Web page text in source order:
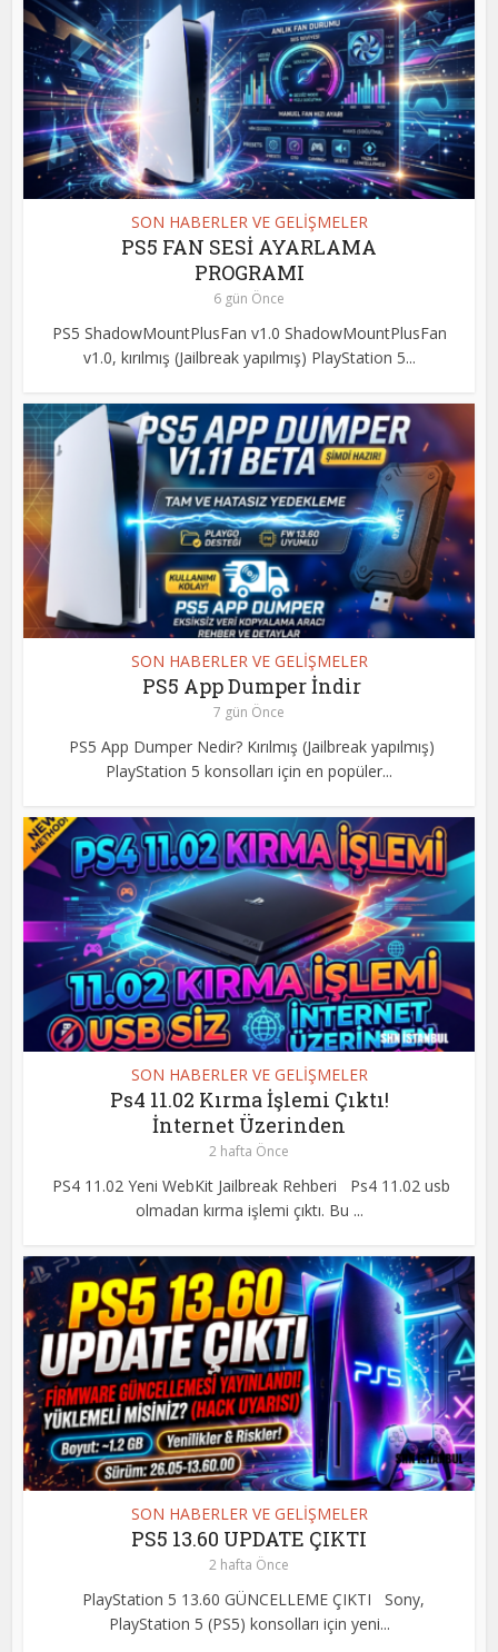
SON HABERLER VE GELİŞMELER
PS5 FAN SESİ AYARLAMA
PROGRAMI
6 gün Önce
PS5 ShadowMountPlusFan v1.0 ShadowMountPlusFan
v1.0, kırılmış (Jailbreak yapılmış) PlayStation 5...
SON HABERLER VE GELİŞMELER
PS5 App Dumper İndir
7 gün Önce
PS5 App Dumper Nedir? Kırılmış (Jailbreak yapılmış)
PlayStation 5 konsolları için en popüler...
SON HABERLER VE GELİŞMELER
Ps4 11.02 Kırma İşlemi Çıktı!
İnternet Üzerinden
2 hafta Önce
PS4 11.02 Yeni WebKit Jailbreak Rehberi Ps4 11.02 usb
olmadan kırma işlemi çıktı. Bu ...
SON HABERLER VE GELİŞMELER
PS5 13.60 UPDATE ÇIKTI
2 hafta Önce
PlayStation 5 13.60 GÜNCELLEME ÇIKTI Sony,
PlayStation 5 (PS5) konsolları için yeni...